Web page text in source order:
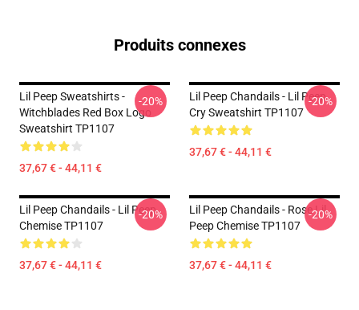
Produits connexes
Lil Peep Sweatshirts -
Witchblades Red Box Logo
Sweatshirt TP1107
37,67 € - 44,11 €
-20%
Lil Peep Chandails - Lil Peep
Cry Sweatshirt TP1107
37,67 € - 44,11 €
-20%
Lil Peep Chandails - Lil Peep
Chemise TP1107
37,67 € - 44,11 €
-20%
Lil Peep Chandails - Rose Lil
Peep Chemise TP1107
37,67 € - 44,11 €
-20%